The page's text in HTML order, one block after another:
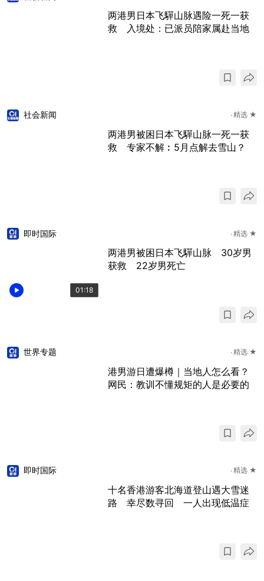
两港男日本飞驒山脉遇险一死一获
救 入境处：已派员陪家属赴当地
社会新闻 精选 ★
两港男被困日本飞驒山脉一死一获
救 专家不解︰5月点解去雪山？
01:18
即时国际 精选 ★
两港男被困日本飞驒山脉 30岁男
获救 22岁男死亡
世界专题 精选 ★
港男游日遭爆樽｜当地人怎么看？
网民：教训不懂规矩的人是必要的
即时国际 精选 ★
十名香港游客北海道登山遇大雪迷
路 幸尽数寻回 一人出现低温症